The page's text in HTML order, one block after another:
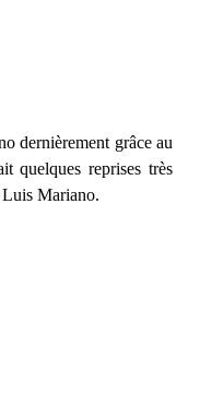
dernièrement grâce au
quelques reprises très
Luis Mariano.